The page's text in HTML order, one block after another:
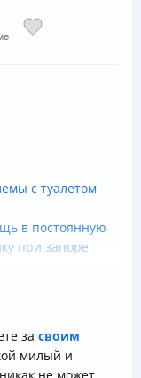
с туалетом
в постоянную
при запоре
за своим
милый и